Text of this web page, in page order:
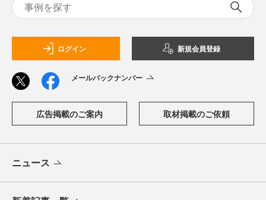
ログイン 新規会員登録
メールバックナンバー
広告掲載のご案内 取材掲載のご依頼
ニュース